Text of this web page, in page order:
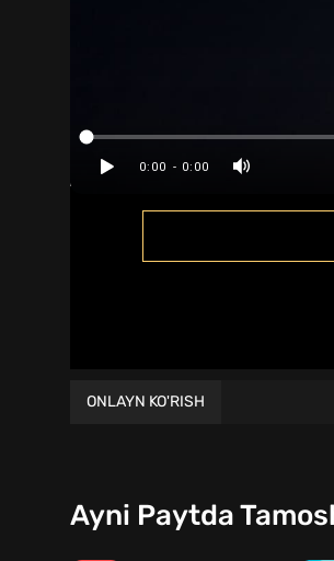
ONLAYN KO'RISH
Ayni Paytda